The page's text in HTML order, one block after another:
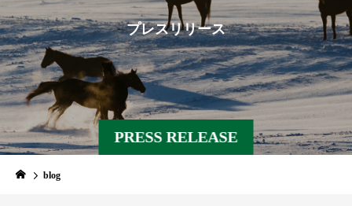
PRESS RELEASE
プレスリリース
blog